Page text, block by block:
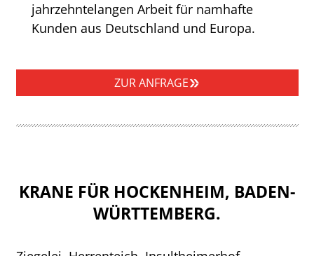
jahrzehntelangen Arbeit für namhafte
Kunden aus Deutschland und Europa.
ZUR ANFRAGE
KRANE FÜR HOCKENHEIM, BADEN-
WÜRTTEMBERG.